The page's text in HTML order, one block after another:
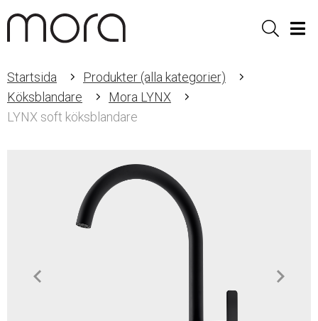
Sök
Startsida
Produkter (alla kategorier)
Köksblandare
Mora LYNX
LYNX soft köksblandare